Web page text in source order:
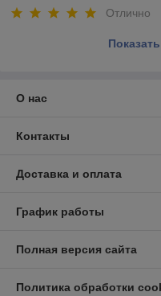
Отлично
О нас
Контакты
Доставка и оплата
График работы
Полная версия сайта
Политика обработки